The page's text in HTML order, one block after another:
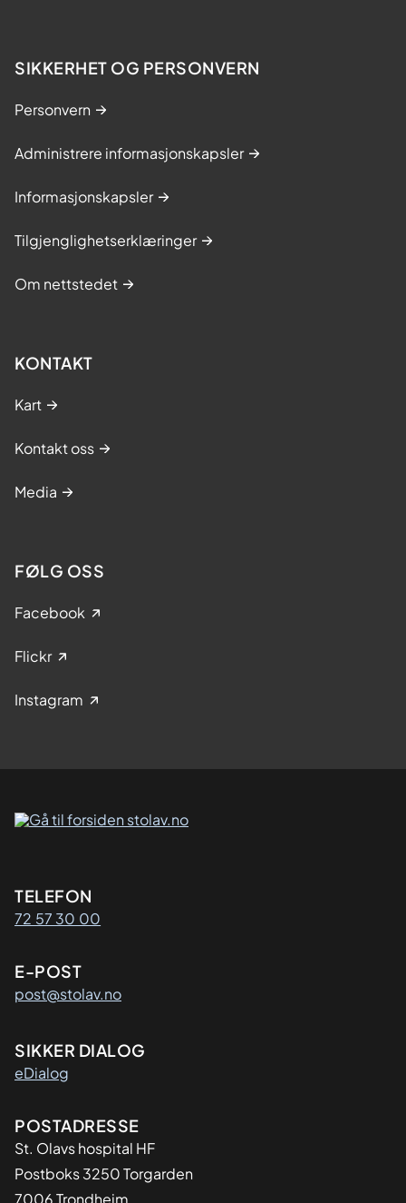
SIKKERHET OG PERSONVERN
Personvern
Administrere informasjonskapsler
Informasjonskapsler
Tilgjenglighetserklæringer
Om nettstedet
KONTAKT
Kart
Kontakt oss
Media
FØLG OSS
Facebook
Flickr
Instagram
Kontaktinformasjon
TELEFON
72 57 30 00
E-POST
post@stolav.no
SIKKER DIALOG
eDialog
Adresse
POSTADRESSE
St. Olavs hospital HF
Postboks 3250 Torgarden
7006 Trondheim